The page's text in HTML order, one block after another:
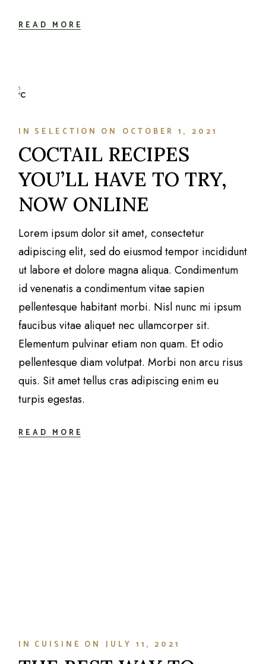
READ MORE
IN SELECTION ON OCTOBER 1, 2021
COCTAIL RECIPES
YOU’LL HAVE TO TRY,
NOW ONLINE
Lorem ipsum dolor sit amet, consectetur
adipiscing elit, sed do eiusmod tempor incididunt
ut labore et dolore magna aliqua. Condimentum
id venenatis a condimentum vitae sapien
pellentesque habitant morbi. Nisl nunc mi ipsum
faucibus vitae aliquet nec ullamcorper sit.
Elementum pulvinar etiam non quam. Et odio
pellentesque diam volutpat. Morbi non arcu risus
quis. Sit amet tellus cras adipiscing enim eu
turpis egestas.
READ MORE
IN CUISINE ON JULY 11, 2021